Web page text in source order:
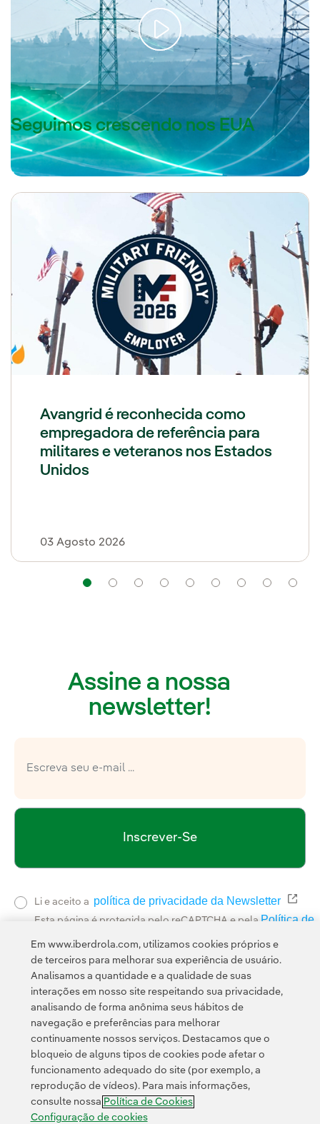
Redes: “A espinha dorsal do presente e do futuro elétrico”
Seguimos crescendo nos EUA
Avangrid é reconhecida como
empregadora de referência para
militares e veteranos nos Estados
Unidos
03 Agosto 2026
NavegaçãoNavegaçãoNavegaçãoNavegaçãoNavegaçãoNavegação
Assine a nossa
newsletter!
Inscrever-Se
Li e aceito a política de privacidade da Newsletter Link
Esta página é protegida pelo reCAPTCHA e pela Política de
e pela
Política de Privacidade Informação legal
Transparência no uso da IA Política de cookies Configuração de cookies
Acessibilidade Canal de denúncias
Em www.iberdrola.com, utilizamos cookies próprios e
de terceiros para melhorar sua experiência de usuário.
Analisamos a quantidade e a qualidade de suas
interações em nosso site respeitando sua privacidade,
analisando de forma anônima seus hábitos de
navegação e preferências para melhorar
continuamente nossos serviços. Destacamos que o
bloqueio de alguns tipos de cookies pode afetar o
funcionamento adequado do site (por exemplo, a
reprodução de vídeos). Para mais informações,
consulte nossa Política de Cookies
Configuração de cookies